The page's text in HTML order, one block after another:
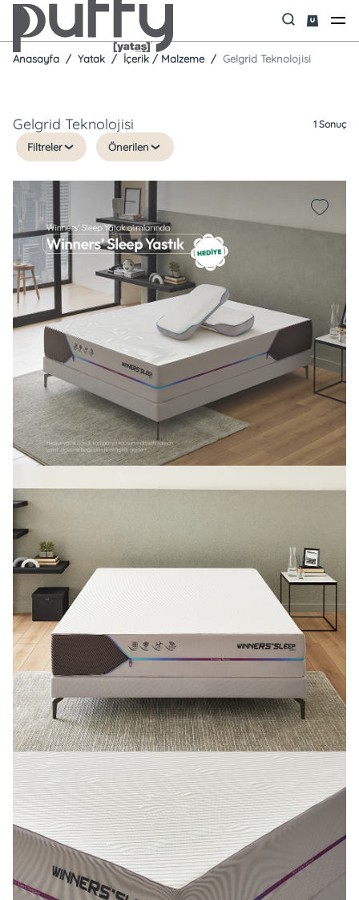
Anasayfa Yatak İçerik / Malzeme Gelgrid Teknolojisi
Gelgrid Teknolojisi 1 Sonuç
Filtreler Önerilen